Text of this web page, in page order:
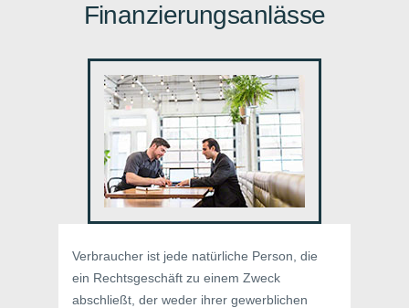
Finanzierungsanlässe
Verbraucher ist jede natürliche Person, die
ein Rechtsgeschäft zu einem Zweck
abschließt, der weder ihrer gewerblichen